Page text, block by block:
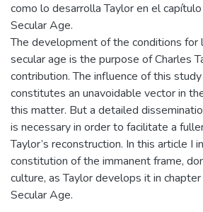
como lo desarrolla Taylor en el
Secular Age.
The development of the conditions for
secular age is the purpose of Charles
contribution. The influence of this
constitutes an unavoidable vector in
this matter. But a detailed
is necessary in order to facilitate a
Taylor’s reconstruction. In this article I
constitution of the immanent frame,
culture, as Taylor develops it in
Secular Age.